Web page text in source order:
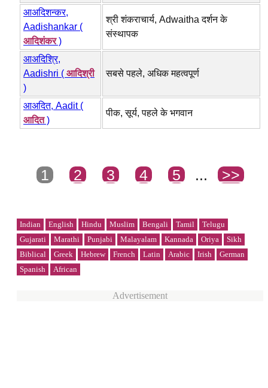
आअदिशन्कर,
Aadishankar (
आदिशंकर)
श्री शंकराचार्य, Adwaitha दर्शन के
संस्थापक
आअदिश्रि,
Aadishri ( आदिश्री
)
सबसे पहले, अधिक महत्वपूर्ण
आअदित, Aadit (
आदित)
पीक, सूर्य, पहले के भगवान
1 2 3 4 5 ... >>
Indian English Hindu Muslim Bengali Tamil
Telugu
Gujarati
Marathi Punjabi Malayalam Kannada Oriya
Sikh
Biblical
Greek Hebrew French Latin Arabic Irish
German
Spanish
African
Advertisement